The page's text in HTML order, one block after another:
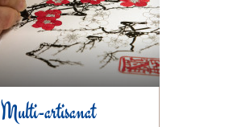
Multi-artisanat